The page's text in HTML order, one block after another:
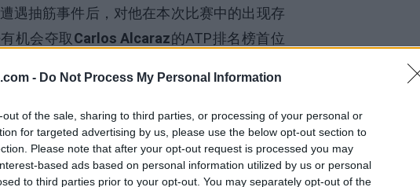
- Do Not Process My Personal Information
out of the sale, sharing to third parties, or processing of your personal or
for targeted advertising by us, please use the below opt-out section to
Please note that after your opt-out request is processed you may
based ads based on personal information utilized by us or personal
to third parties prior to your opt-out. You may separately opt-out of the
遇抽筋事件后，对他在本次比赛中的出现存
机会夺取Carlos Alcaraz的ATP排名榜首位
再次出战。
最新文章